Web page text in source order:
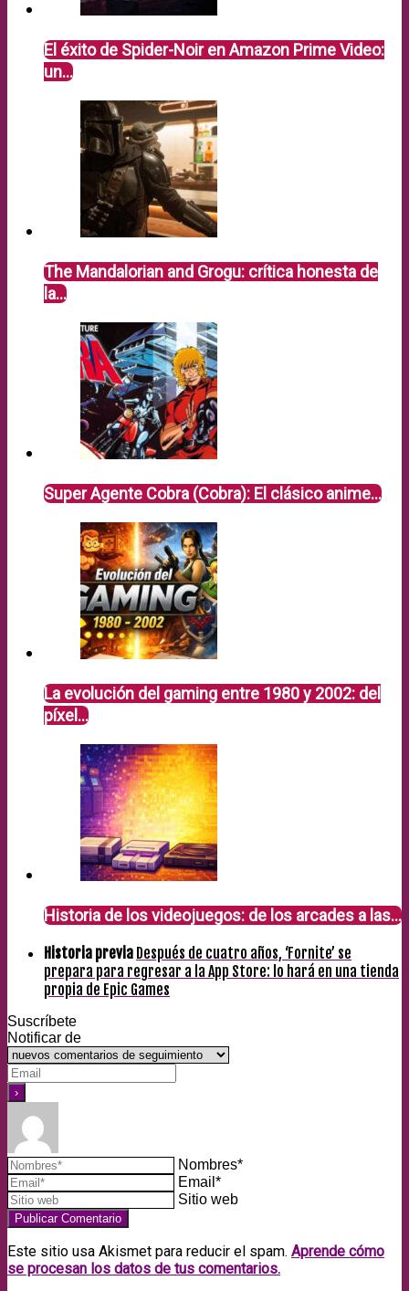
El éxito de Spider-Noir en Amazon Prime Video:
un…
The Mandalorian and Grogu: crítica honesta de
la…
Super Agente Cobra (Cobra): El clásico anime…
La evolución del gaming entre 1980 y 2002: del
píxel…
Historia de los videojuegos: de los arcades a las…
Historia previa Después de cuatro años, ‘Fornite’ se
prepara para regresar a la App Store: lo hará en una tienda
propia de Epic Games
Suscríbete
Notificar de
Nombres*
Email*
Sitio web
Este sitio usa Akismet para reducir el spam. Aprende cómo
se procesan los datos de tus comentarios.